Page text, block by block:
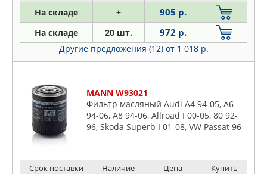
На складе + 905 р.
На складе 20 шт. 972 р.
Другие предложения (12) от 1 018 р.
MANN W93021
Фильтр масляный Audi A4 94-05, A6
94-06, A8 94-06, Allroad I 00-05, 80 92-
96, Skoda Superb I 01-08, VW Passat 96-
Срок поставки Наличие Цена Купить